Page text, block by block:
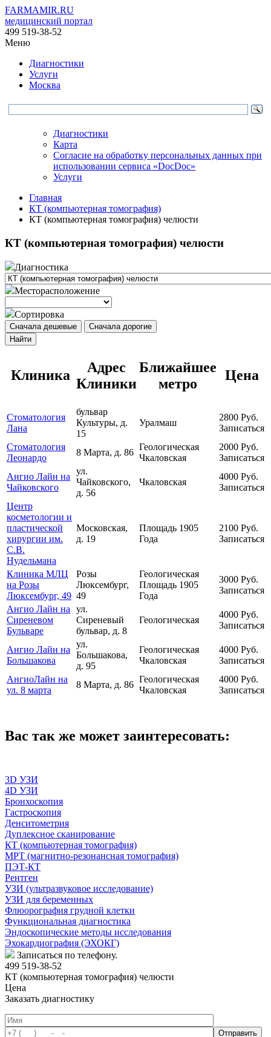
FARMAMIR.RU
медицинский портал
499 519-38-52
Меню
Диагностики
Услуги
Москва
Диагностики
Карта
Согласие на обработку персональных данных при
использовании сервиса «DocDoc»
Услуги
Главная
КТ (компьютерная томография)
КТ (компьютерная томография) челюсти
КТ (компьютерная томография) челюсти
Диагностика
Месторасположение
Сортировка
Сначала дешевые
Сначала дорогие
Найти
Клиника
Адрес
Клиники
Ближайшее
метро
Цена
Стоматология
Лана
бульвар
Культуры, д.
15
Уралмаш
2800 Руб.
Записаться
Стоматология
Леонардо
8 Марта, д. 86
Геологическая
Чкаловская
2000 Руб.
Записаться
Ангио Лайн на
Чайковского
ул.
Чайковского,
д. 56
Чкаловская
4000 Руб.
Записаться
Центр
косметологии и
пластической
хирургии им.
С.В.
Нудельмана
Московская,
д. 19
Площадь 1905
Года
2100 Руб.
Записаться
Клиника МЛЦ
на Розы
Люксембург, 49
Розы
Люксембург,
49
Геологическая
Площадь 1905
Года
3000 Руб.
Записаться
Ангио Лайн на
Сиреневом
Бульваре
ул.
Сиреневый
бульвар, д. 8
Геологическая
4000 Руб.
Записаться
Ангио Лайн на
Большакова
ул.
Большакова,
д. 95
Геологическая
Чкаловская
4000 Руб.
Записаться
АнгиоЛайн на
ул. 8 марта
8 Марта, д. 86
Геологическая
Чкаловская
4000 Руб.
Записаться
Вас так же может заинтересовать:
3D УЗИ
4D УЗИ
Бронхоскопия
Гастроскопия
Денситометрия
Дуплексное сканирование
КТ (компьютерная томография)
МРТ (магнитно-резонансная томография)
ПЭТ-КТ
Рентген
УЗИ (ультразвуковое исследование)
УЗИ для беременных
Флюорография грудной клетки
Функциональная диагностика
Эндоскопические методы исследования
Эхокардиография (ЭХОКГ)
Записаться по телефону.
499 519-38-52
КТ (компьютерная томография) челюсти
Цена
Заказать диагностику